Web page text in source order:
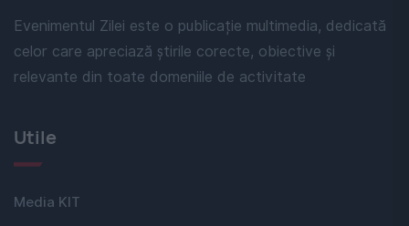
Evenimentul Zilei este o publicație multimedia, dedicată
celor care apreciază știrile corecte, obiective și
relevante din toate domeniile de activitate
Utile
Media KIT